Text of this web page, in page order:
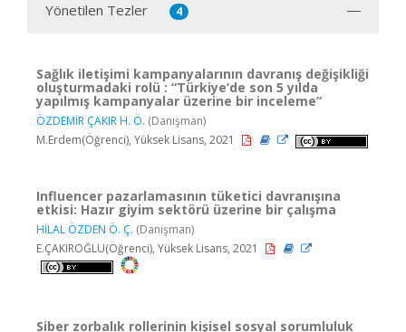
Yönetilen Tezler 4
Sağlık iletişimi kampanyalarının davranış değişikliği
oluşturmadaki rolü : “Türkiye’de son 5 yılda
yapılmış kampanyalar üzerine bir inceleme”
ÖZDEMİR ÇAKIR H. Ö. (Danışman)
M.Erdem(Öğrenci), Yüksek Lisans, 2021
Influencer pazarlamasının tüketici davranışına
etkisi: Hazır giyim sektörü üzerine bir çalışma
HİLAL ÖZDEN Ö. Ç. (Danışman)
E.ÇAKIROĞLU(Öğrenci), Yüksek Lisans, 2021
Siber zorbalık rollerinin kişisel sosyal sorumluluk